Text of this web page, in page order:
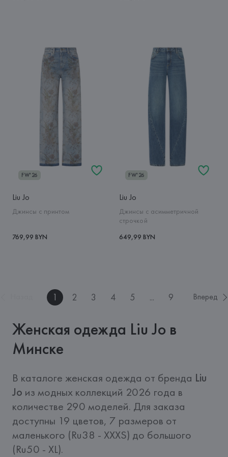
FW'26
Liu Jo
Джинсы с принтом
769,99 BYN
FW'26
Liu Jo
Джинсы с асимметричной
строчкой
649,99 BYN
1 2 3 4 5 ... 9 Вперед
Женская одежда Liu Jo в
Минске
В каталоге женская одежда от бренда Liu
Jo из модных коллекций 2026 года в
количестве 290 моделей. Для заказа
доступны 19 цветов, 7 размеров от
маленького (Ru38 - XXXS) до большого
(Ru50 - XL).